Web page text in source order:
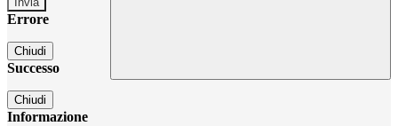
Errore
Chiudi
Successo
Chiudi
Informazione